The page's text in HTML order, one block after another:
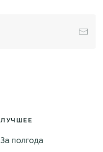
ЛУЧШЕЕ
За полгода